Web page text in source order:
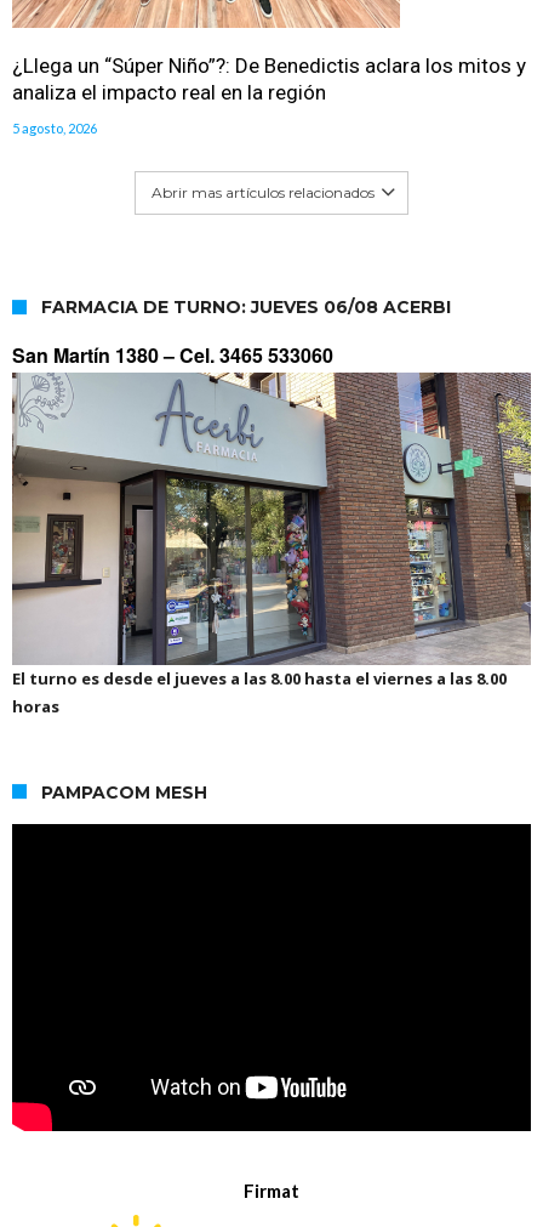
¿Llega un “Súper Niño”?: De Benedictis aclara los mitos y
analiza el impacto real en la región
5 agosto, 2026
Abrir mas artículos relacionados
FARMACIA DE TURNO: JUEVES 06/08 ACERBI
San Martín 1380 –Cel. 3465 533060
El turno es desde el jueves a las 8.00 hasta el viernes a las 8.00
horas
PAMPACOM MESH
Firmat